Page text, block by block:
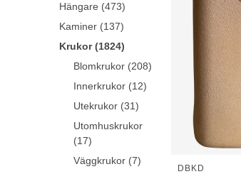
DBKD
Hängare (473)
Kaminer (137)
Krukor (1824)
Blomkrukor (208)
Innerkrukor (12)
Utekrukor (31)
Utomhuskrukor
(17)
Väggkrukor (7)